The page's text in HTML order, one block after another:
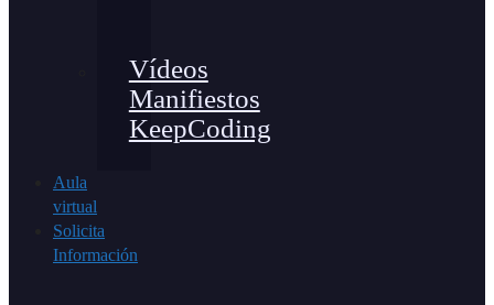
Vídeos
Manifiestos
KeepCoding
Aula
virtual
Solicita
Información